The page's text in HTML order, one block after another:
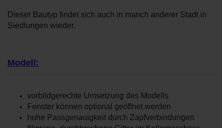
Dieser Bautyp findet sich auch in manch anderer Stadt in
Siedlungen wieder.
Modell:
vorbildgerechte Umsetzung des Modells
Fenster können optional geöffnet werden
hohe Passgenauigkeit durch Zapfverbindungen